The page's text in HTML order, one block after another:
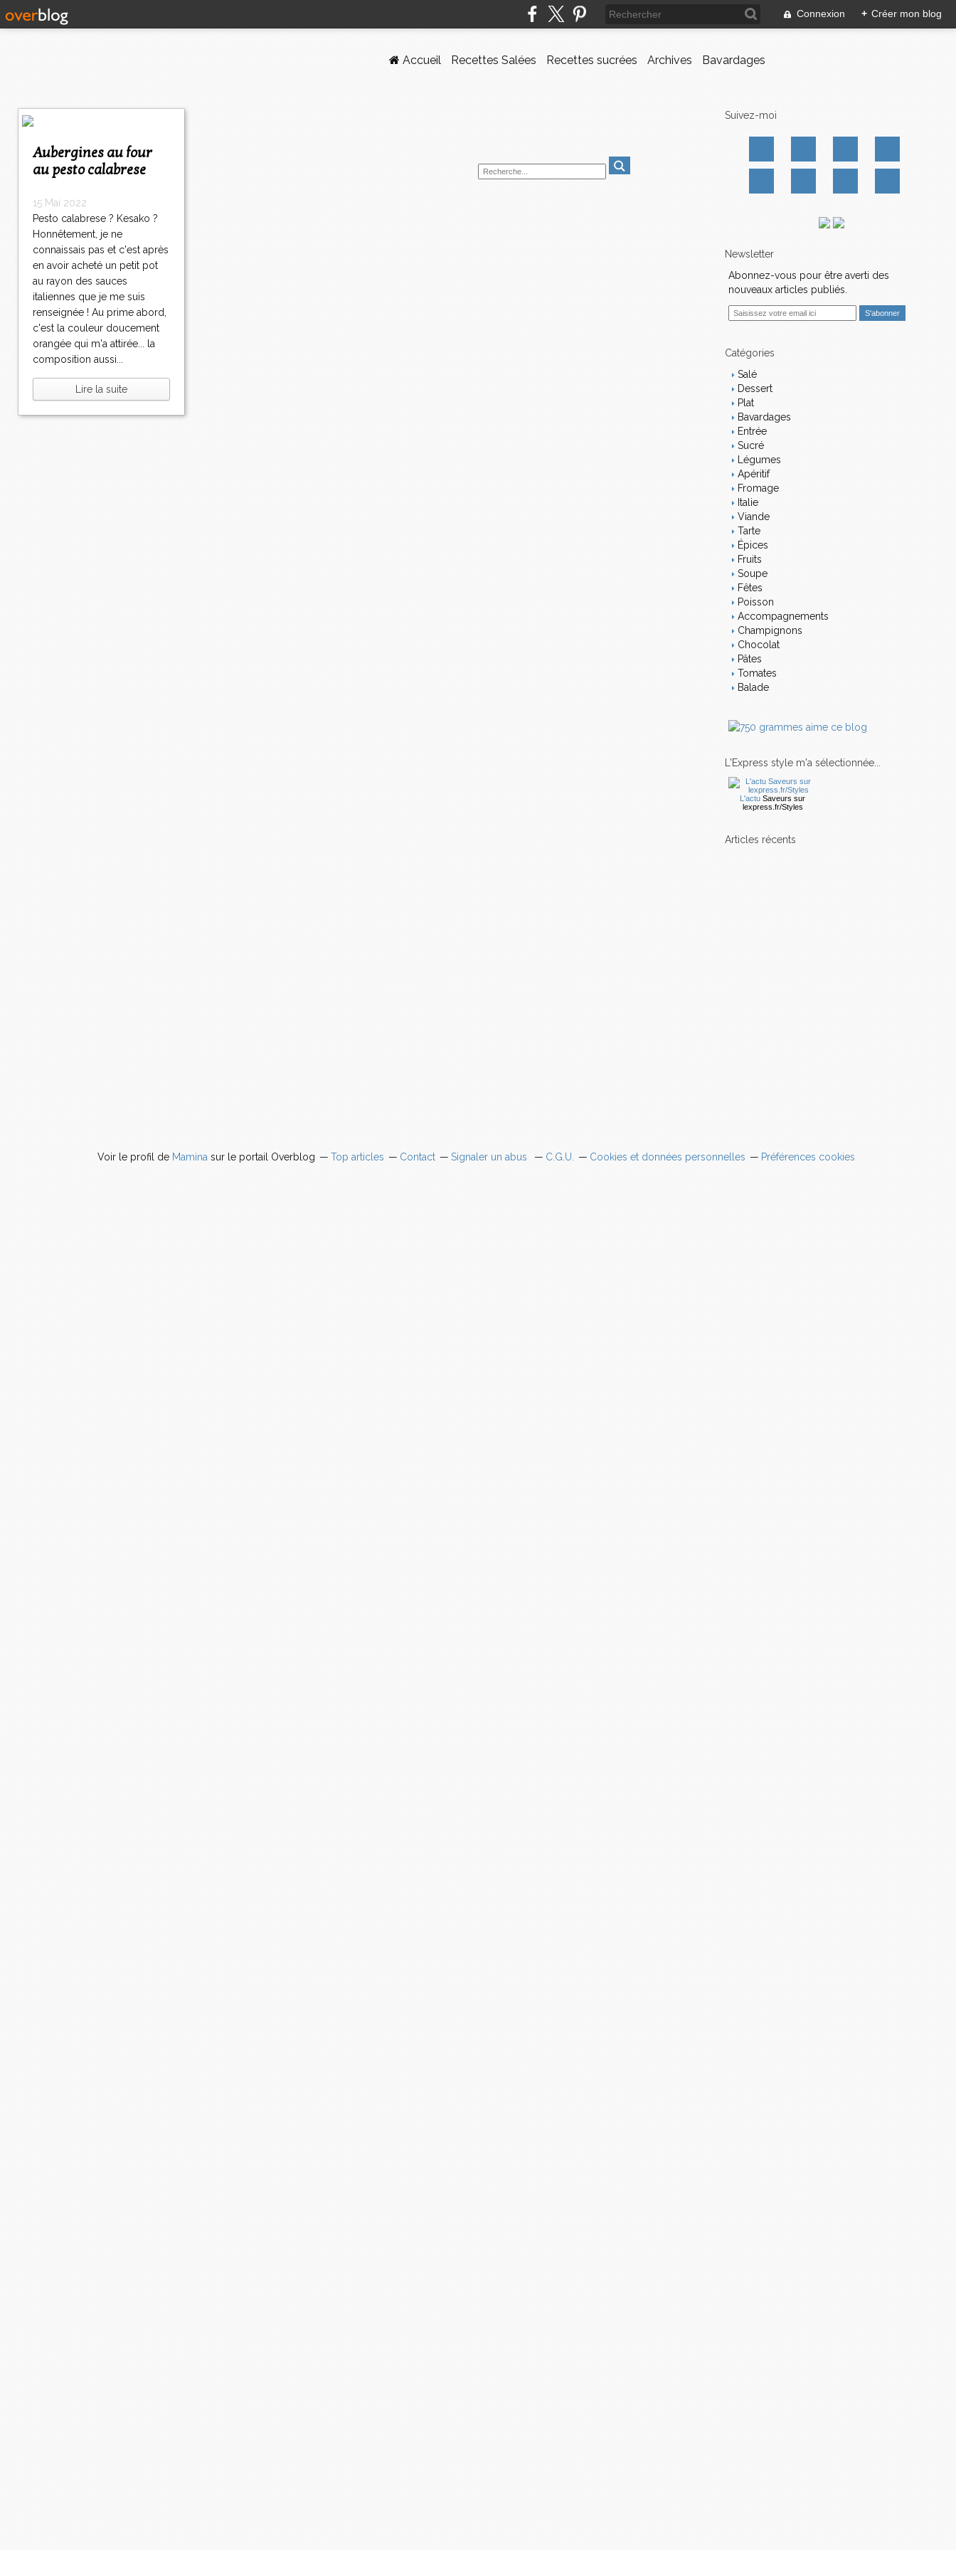
Connexion + Créer mon blog
Accueil Recettes Salées Recettes sucrées Archives Bavardages
Aubergines au four
au pesto calabrese
15 Mai 2022
Pesto calabrese ? Kesako ?
Honnêtement, je ne
connaissais pas et c'est après
en avoir acheté un petit pot
au rayon des sauces
italiennes que je me suis
renseignée ! Au prime abord,
c'est la couleur doucement
orangée qui m'a attirée... la
composition aussi...
Lire la suite
Suivez-moi
Newsletter
Abonnez-vous pour être averti des
nouveaux articles publiés.
i Catégories
Salé
Dessert
Plat
Bavardages
Entrée
Sucré
Légumes
Apéritif
Fromage
Italie
Viande
Tarte
Épices
Fruits
Soupe
Fêtes
Poisson
Accompagnements
Champignons
Chocolat
Pâtes
Tomates
Balade
L'Express style m'a sélectionnée...
L'actu Saveurs sur
lexpress.fr/Styles
articles récents
Voir le profil de Maminasur le portail Overblog Top articles Contact Signaler un abus C.G.U. Cookies et données personnelles Préférences cookies